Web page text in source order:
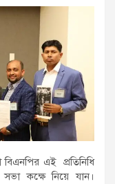
এই প্রতিনিধি
কক্ষে নিয়ে যান।